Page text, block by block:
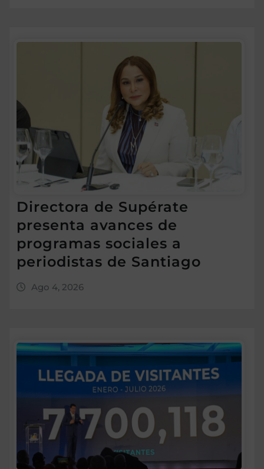
Directora de Supérate
presenta avances de
programas sociales a
periodistas de Santiago
Ago 4, 2026